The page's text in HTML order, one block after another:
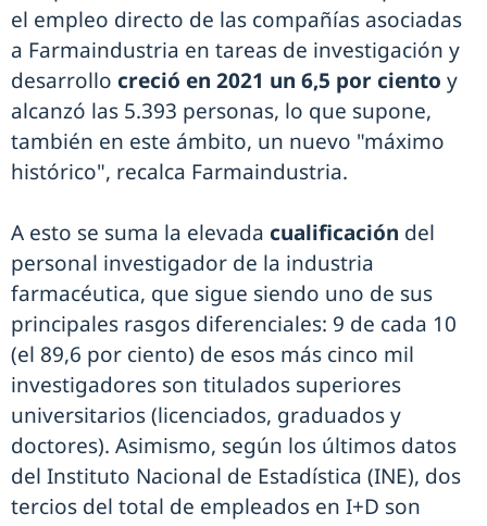
el empleo directo de las compañías asociadas
a Farmaindustria en tareas de investigación y
desarrollo creció en 2021 un 6,5 por ciento y
alcanzó las 5.393 personas, lo que supone,
también en este ámbito, un nuevo "máximo
histórico", recalca Farmaindustria.
A esto se suma la elevada cualificación del
personal investigador de la industria
farmacéutica, que sigue siendo uno de sus
principales rasgos diferenciales: 9 de cada 10
(el 89,6 por ciento) de esos más cinco mil
investigadores son titulados superiores
universitarios (licenciados, graduados y
doctores). Asimismo, según los últimos datos
del Instituto Nacional de Estadística (INE), dos
tercios del total de empleados en I+D son